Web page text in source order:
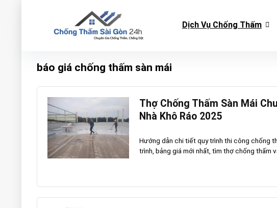
Dịch Vụ Chống Thấm
báo giá chống thấm sàn mái
Thợ Chống Thấm Sàn Mái
Nhà Khô Ráo 2025
Hướng dẫn chi tiết quy trình thi công chống
trình, bảng giá mới nhất, tìm thợ chống thấm